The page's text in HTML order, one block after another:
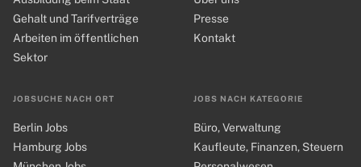
Gehalt und Tarifverträge
Arbeiten im öffentlichen
Sektor
JOBSUCHE NACH ORT
Berlin Jobs
Hamburg Jobs
JOBS NACH KATEGORIE
Büro, Verwaltung
Kaufleute, Finanzen, Steuern
Presse
Kontakt